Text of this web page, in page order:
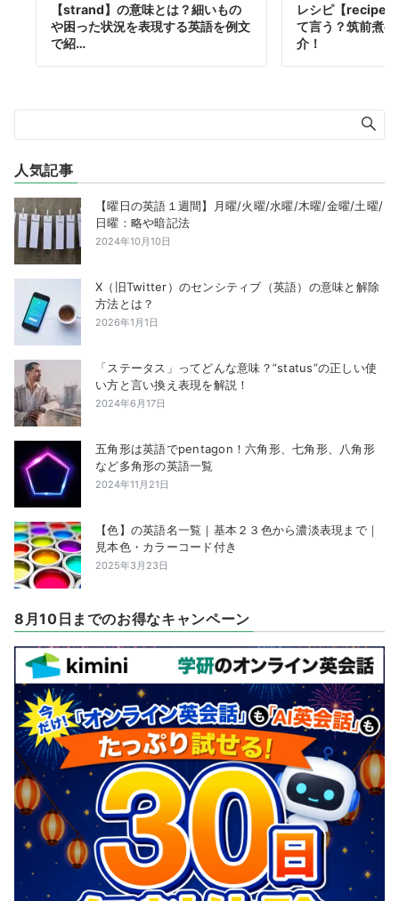
【strand】の意味とは？細いもの
や困った状況を表現する英語を例文
で紹…
レシピ【recipe
て言う？筑前煮
介！
人気記事
【曜日の英語１週間】月曜/火曜/水曜/木曜/金曜/土曜/
日曜：略や暗記法
2024年10月10日
X（旧Twitter）のセンシティブ（英語）の意味と解除
方法とは？
2026年1月1日
「ステータス」ってどんな意味？”status”の正しい使
い方と言い換え表現を解説！
2024年6月17日
五角形は英語でpentagon！六角形、七角形、八角形
など多角形の英語一覧
2024年11月21日
【色】の英語名一覧｜基本２３色から濃淡表現まで｜
見本色・カラーコード付き
2025年3月23日
8月10日までのお得なキャンペーン